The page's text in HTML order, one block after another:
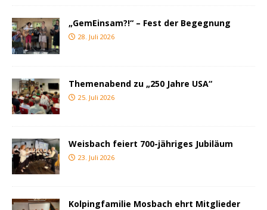
„GemEinsam?!“ – Fest der Begegnung
28. Juli 2026
Themenabend zu „250 Jahre USA“
25. Juli 2026
Weisbach feiert 700-jähriges Jubiläum
23. Juli 2026
Kolpingfamilie Mosbach ehrt Mitglieder